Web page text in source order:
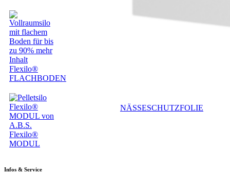
Flexilo®
FLACHBODEN
Flexilo®
MODUL
NÄSSESCHUTZFOLIE
Infos & Service